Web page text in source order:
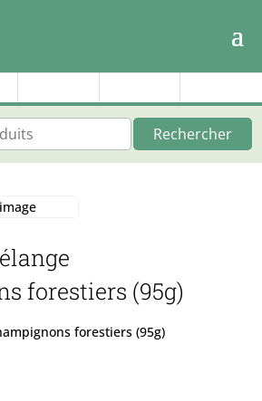
Rechercher
forestiers (95g)
forestiers (95g)